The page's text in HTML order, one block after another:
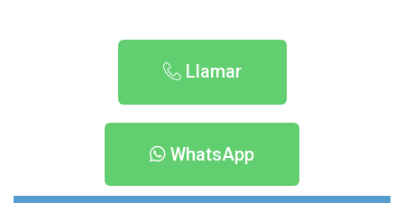
Llamar
WhatsApp